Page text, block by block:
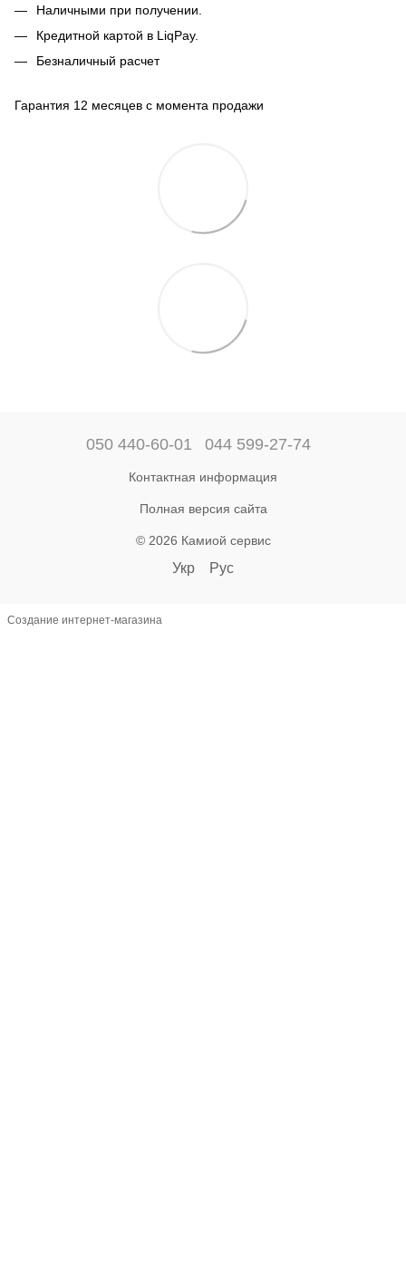
Наличными при получении.
Кредитной картой в LiqPay.
Безналичный расчет
Гарантия 12 месяцев с момента продажи
050 440-60-01 044 599-27-74
Контактная информация
Полная версия сайта
© 2026 Камиой сервис
Укр Рус
Создание интернет-магазина